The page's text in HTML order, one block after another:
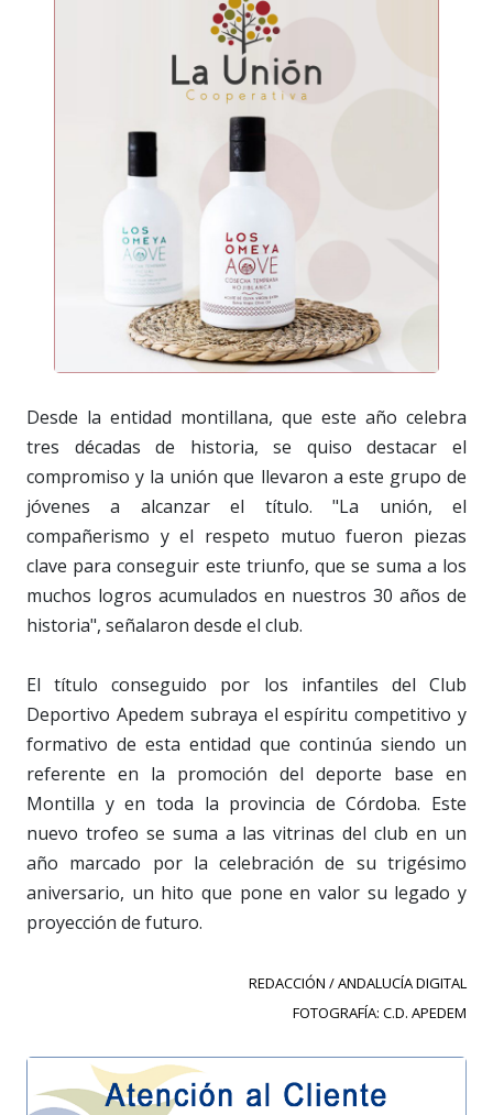
Desde la entidad montillana, que este año celebra
tres décadas de historia, se quiso destacar el
compromiso y la unión que llevaron a este grupo de
jóvenes a alcanzar el título. "La unión, el
compañerismo y el respeto mutuo fueron piezas
clave para conseguir este triunfo, que se suma a los
muchos logros acumulados en nuestros 30 años de
historia", señalaron desde el club.
El título conseguido por los infantiles del Club
Deportivo Apedem subraya el espíritu competitivo y
formativo de esta entidad que continúa siendo un
referente en la promoción del deporte base en
Montilla y en toda la provincia de Córdoba. Este
nuevo trofeo se suma a las vitrinas del club en un
año marcado por la celebración de su trigésimo
aniversario, un hito que pone en valor su legado y
proyección de futuro.
REDACCIÓN / ANDALUCÍA DIGITAL
FOTOGRAFÍA: C.D. APEDEM